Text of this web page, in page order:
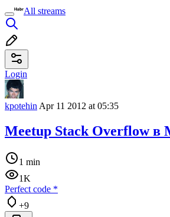
All streams
Login
kpotehin Apr 11 2012 at 05:35
Meetup Stack Overflow в
1 min
1K
Perfect code *
+9